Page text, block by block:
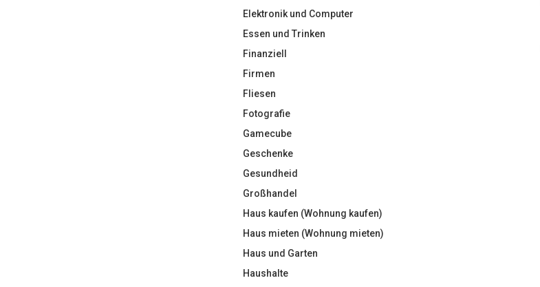
Elektronik und Computer
Essen und Trinken
Finanziell
Firmen
Fliesen
Fotografie
Gamecube
Geschenke
Gesundheid
Großhandel
Haus kaufen (Wohnung kaufen)
Haus mieten (Wohnung mieten)
Haus und Garten
Haushalte